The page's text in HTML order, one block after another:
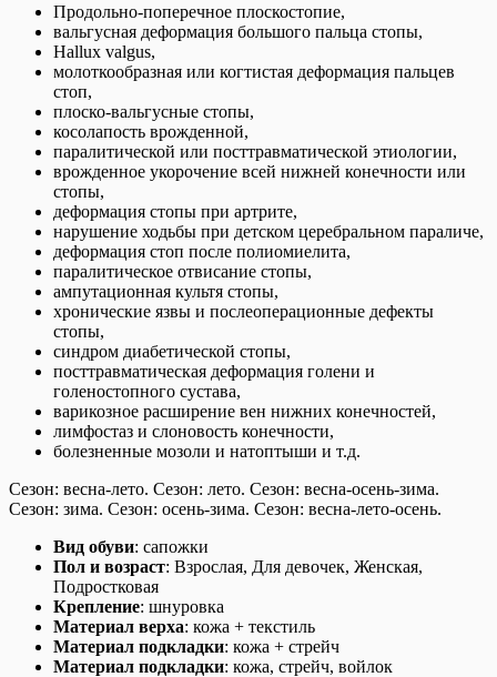
Продольно-поперечное плоскостопие,
вальгусная деформация большого пальца стопы,
Hallux valgus,
молоткообразная или когтистая деформация пальцев
стоп,
плоско-вальгусные стопы,
косолапость врожденной,
паралитической или посттравматической этиологии,
врожденное укорочение всей нижней конечности или
стопы,
деформация стопы при артрите,
нарушение ходьбы при детском церебральном параличе,
деформация стоп после полиомиелита,
паралитическое отвисание стопы,
ампутационная культя стопы,
хронические язвы и послеоперационные дефекты
стопы,
синдром диабетической стопы,
посттравматическая деформация голени и
голеностопного сустава,
варикозное расширение вен нижних конечностей,
лимфостаз и слоновость конечности,
болезненные мозоли и натоптыши и т.д.
Сезон: весна-лето. Сезон: лето. Сезон: весна-осень-зима.
Сезон: зима. Сезон: осень-зима. Сезон: весна-лето-осень.
Вид обуви: сапожки
Пол и возраст: Взрослая, Для девочек, Женская,
Подростковая
Крепление: шнуровка
Материал верха: кожа + текстиль
Материал подкладки: кожа + стрейч
Материал подкладки: кожа, стрейч, войлок